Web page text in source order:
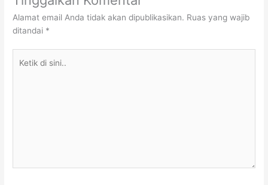
Alamat email Anda tidak akan dipublikasikan. Ruas yang wajib
ditandai *